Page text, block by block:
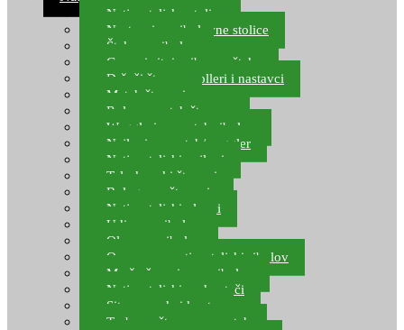
Natjecateljske stolice
Nastavci za ribolovne stolice
Šteke za ribolov
Gume i sitni pribor za šteku
Držači štapova rolleri i nastavci
Match štapovi
Role za match štapove
Waggleri za match ribolov
Najloni za match/waggler
Natjecateljski najloni
Teleskopski štapovi
Bolognese štapovi
Natjecateljski plovci
Udice za ribolov
Olovo za ribolov
Oprema za natjecateljski ribolov
Mreže čuvarice za ribolov
Natjecateljski podmetači
Sito, posude i kante
Torbe za štapove – match